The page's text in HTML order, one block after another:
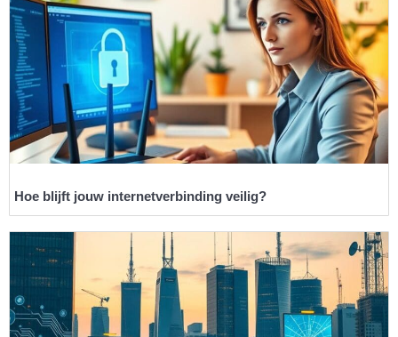
Hoe blijft jouw internetverbinding veilig?